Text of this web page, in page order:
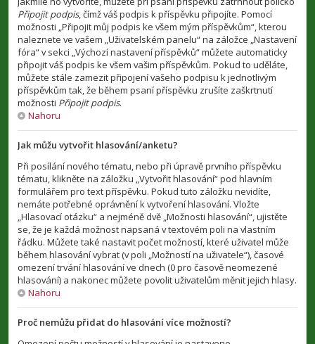
Připojit podpis, čímž váš podpis k příspěvku připojíte. Pomocí
možnosti „Připojit můj podpis ke všem mým příspěvkům“, kterou
naleznete ve vašem „Uživatelském panelu“ na záložce „Nastavení
fóra“ v sekci „Výchozí nastavení příspěvků“ můžete automaticky
připojit váš podpis ke všem vašim příspěvkům. Pokud to uděláte,
můžete stále zamezit připojení vašeho podpisu k jednotlivým
příspěvkům tak, že během psaní příspěvku zrušíte zaškrtnutí
možnosti Připojit podpis.
Nahoru
Jak můžu vytvořit hlasování/anketu?
Při posílání nového tématu, nebo při úpravě prvního příspěvku
tématu, klikněte na záložku „Vytvořit hlasování“ pod hlavním
formulářem pro text příspěvku. Pokud tuto záložku nevidíte,
nemáte potřebné oprávnění k vytvoření hlasování. Vložte
„Hlasovací otázku“ a nejméně dvě „Možnosti hlasování“, ujistěte
se, že je každá možnost napsaná v textovém poli na vlastním
řádku. Můžete také nastavit počet možností, které uživatel může
během hlasování vybrat (v poli „Možností na uživatele“), časové
omezení trvání hlasování ve dnech (0 pro časově neomezené
hlasování) a nakonec můžete povolit uživatelům měnit jejich hlasy.
Nahoru
Proč nemůžu přidat do hlasování více možností?